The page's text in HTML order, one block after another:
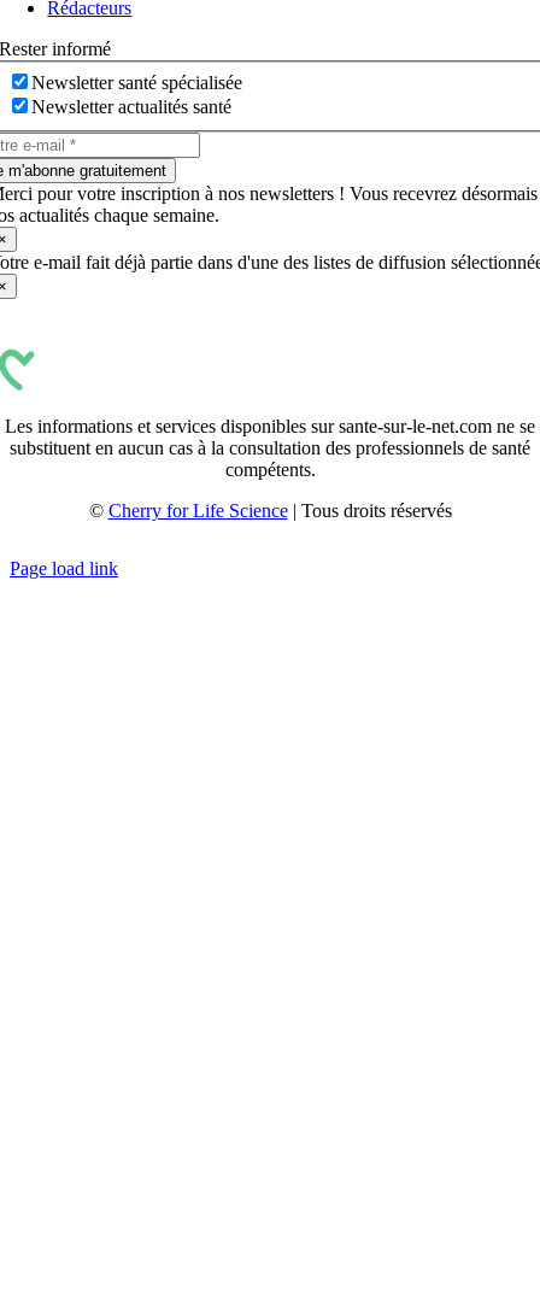
Rédacteurs
Rester informé
Newsletter santé spécialisée
Newsletter actualités santé
m'abonne gratuitement
pour votre inscription à nos newsletters ! Vous recevrez désormais
actualités chaque semaine.
e-mail fait déjà partie dans d'une des listes de diffusion
Les informations et services disponibles sur sante-sur-le-net.com ne se
substituent en aucun cas à la consultation des professionnels de santé
compétents.
© Cherry for Life Science| Tous droits réservés
Page load link